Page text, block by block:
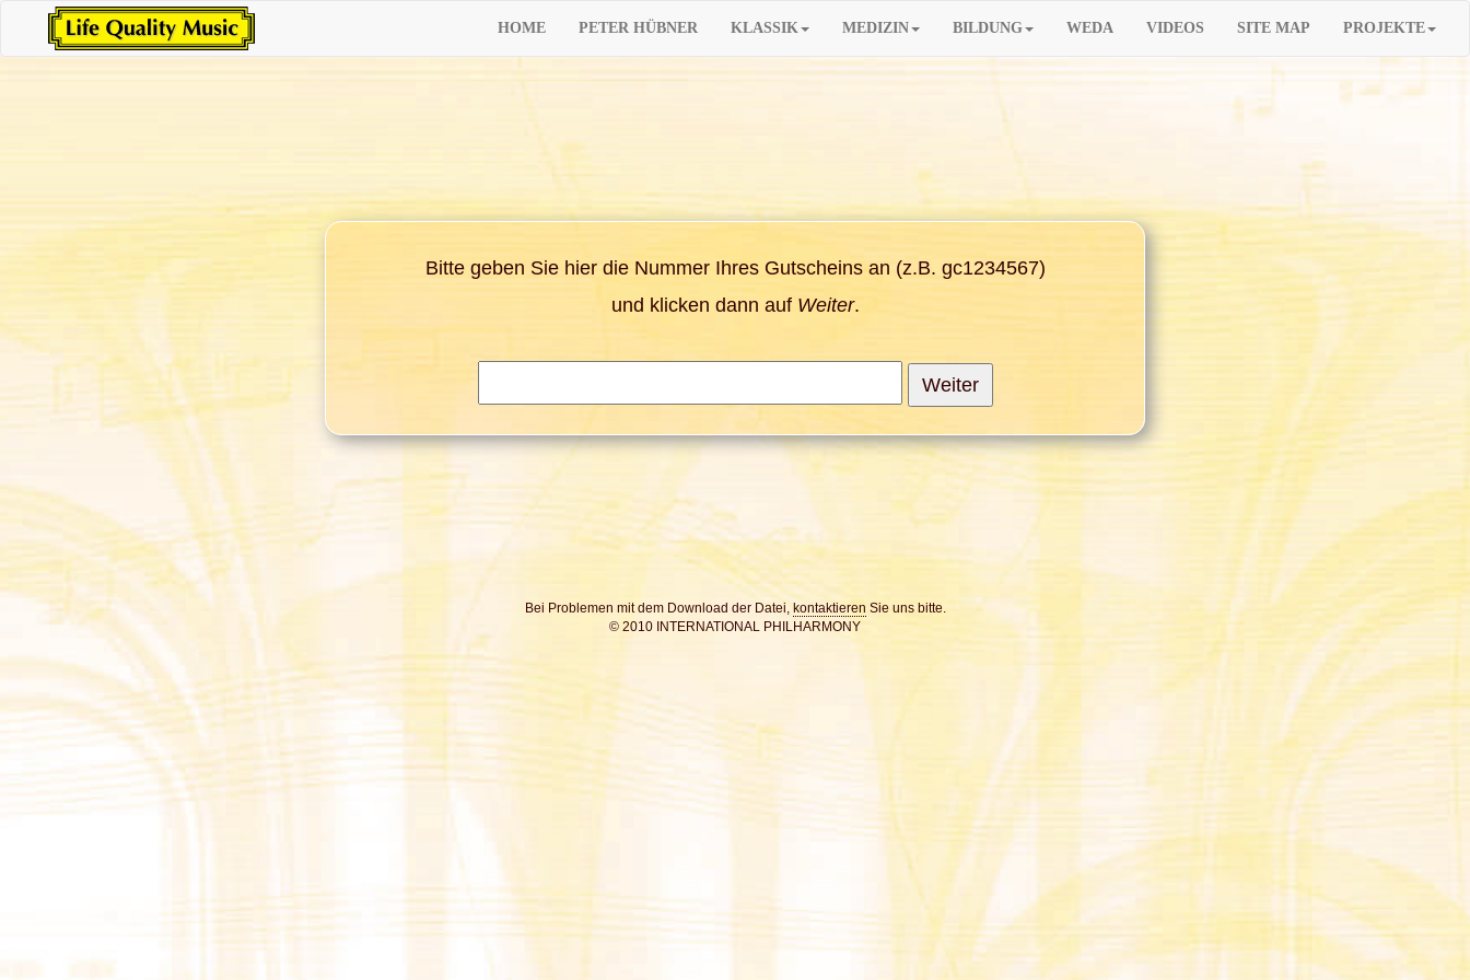
HOME PETER HÜBNER KLASSIK MEDIZIN BILDUNG WEDA VIDEOS SITE MAP PROJEKTE
Bitte geben Sie hier die Nummer Ihres Gutscheins an (z.B. gc1234567)
und klicken dann auf Weiter.
Bei Problemen mit dem Download der Datei, kontaktieren Sie uns bitte.
© 2010 INTERNATIONAL PHILHARMONY